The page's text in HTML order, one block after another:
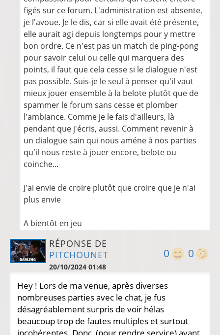
figés sur ce forum. L'administration est absente,
je l'avoue. Je le dis, car si elle avait été présente,
elle aurait agi depuis longtemps pour y mettre
bon ordre. Ce n'est pas un match de ping-pong
pour savoir celui ou celle qui marquera des
points, il faut que cela cesse si le dialogue n'est
pas possible. Suis-je le seul à penser qu'il vaut
mieux jouer ensemble à la belote plutôt que de
spammer le forum sans cesse et plomber
l'ambiance. Comme je le fais d'ailleurs, là
pendant que j'écris, aussi. Comment revenir à
un dialogue sain qui nous améne à nos parties
qu'il nous reste à jouer encore, belote ou
coinche...
J'ai envie de croire plutôt que croire que je n'ai
plus envie
A bientôt en jeu
0
0
RÉPONSE DE
PITCHOUNET
20/10/2024 01:48
Hey ! Lors de ma venue, après diverses
nombreuses parties avec le chat, je fus
désagréablement surpris de voir hélas
beaucoup trop de fautes multiples et surtout